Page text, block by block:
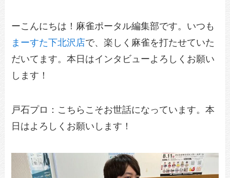
ーこんにちは！麻雀ポータル編集部です。いつも
まーすた下北沢店で、楽しく麻雀を打たせていた
だいてます。本日はインタビューよろしくお願い
します！
戸石プロ：こちらこそお世話になっています。本
日はよろしくお願いします！